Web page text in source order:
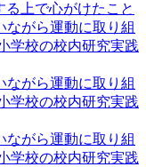
る上で心がけたこと
ながら運動に取り組
学校の校内研究実践
ながら運動に取り組
学校の校内研究実践
ながら運動に取り組
学校の校内研究実践